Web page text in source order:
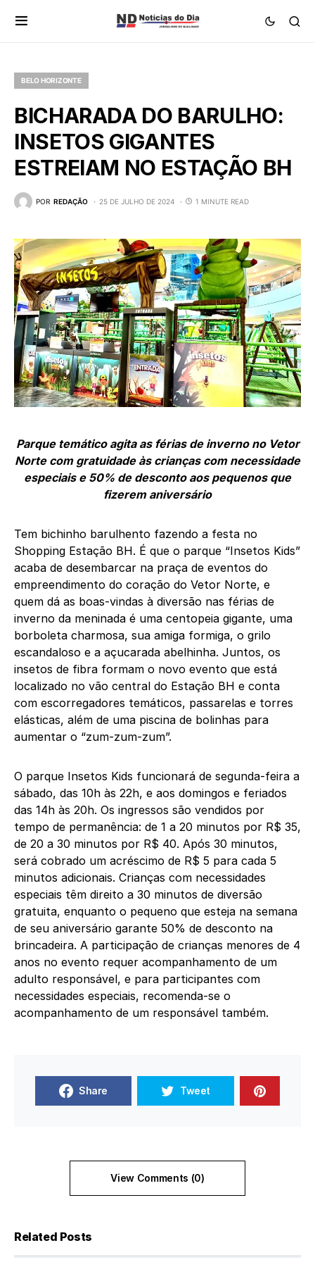
BELO HORIZONTE
BICHARADA DO BARULHO:
INSETOS GIGANTES
ESTREIAM NO ESTAÇÃO BH
POR REDAÇÃO 25 DE JULHO DE 2024 1 MINUTE READ
Parque temático agita as férias de inverno no Vetor
Norte com gratuidade às crianças com necessidade
especiais e 50% de desconto aos pequenos que
fizerem aniversário
Tem bichinho barulhento fazendo a festa no
Shopping Estação BH. É que o parque “Insetos Kids”
acaba de desembarcar na praça de eventos do
empreendimento do coração do Vetor Norte, e
quem dá as boas-vindas à diversão nas férias de
inverno da meninada é uma centopeia gigante, uma
borboleta charmosa, sua amiga formiga, o grilo
escandaloso e a açucarada abelhinha. Juntos, os
insetos de fibra formam o novo evento que está
localizado no vão central do Estação BH e conta
com escorregadores temáticos, passarelas e torres
elásticas, além de uma piscina de bolinhas para
aumentar o “zum-zum-zum”.
O parque Insetos Kids funcionará de segunda-feira a
sábado, das 10h às 22h, e aos domingos e feriados
das 14h às 20h. Os ingressos são vendidos por
tempo de permanência: de 1 a 20 minutos por R$ 35,
de 20 a 30 minutos por R$ 40. Após 30 minutos,
será cobrado um acréscimo de R$ 5 para cada 5
minutos adicionais. Crianças com necessidades
especiais têm direito a 30 minutos de diversão
gratuita, enquanto o pequeno que esteja na semana
de seu aniversário garante 50% de desconto na
brincadeira. A participação de crianças menores de 4
anos no evento requer acompanhamento de um
adulto responsável, e para participantes com
necessidades especiais, recomenda-se o
acompanhamento de um responsável também.
Share Tweet
View Comments (0)
Related Posts